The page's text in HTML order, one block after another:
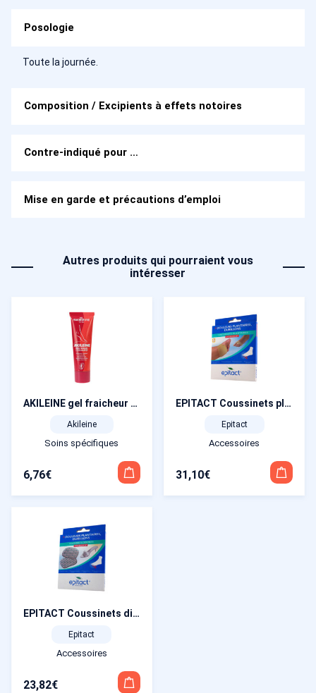
Posologie
Toute la journée.
Composition / Excipients à effets notoires
Contre-indiqué pour …
Mise en garde et précautions d’emploi
Autres produits qui pourraient vous
intéresser
AKILEINE gel fraicheur vive tube 50 ml
Akileine
Soins spécifiques
6,76€
EPITACT Coussinets plantaires à l’Epithelium L
Epitact
Accessoires
31,10€
EPITACT Coussinets discrets à l’Epithelium M
Epitact
Accessoires
23,82€